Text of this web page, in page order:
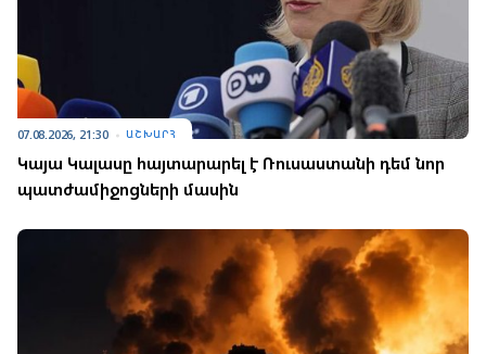
07.08.2026, 21:30 ԱՇԽԱՐՀ
Կայա Կալասը հայտարարել է Ռուսաստանի դեմ նոր
պատժամիջոցների մասին